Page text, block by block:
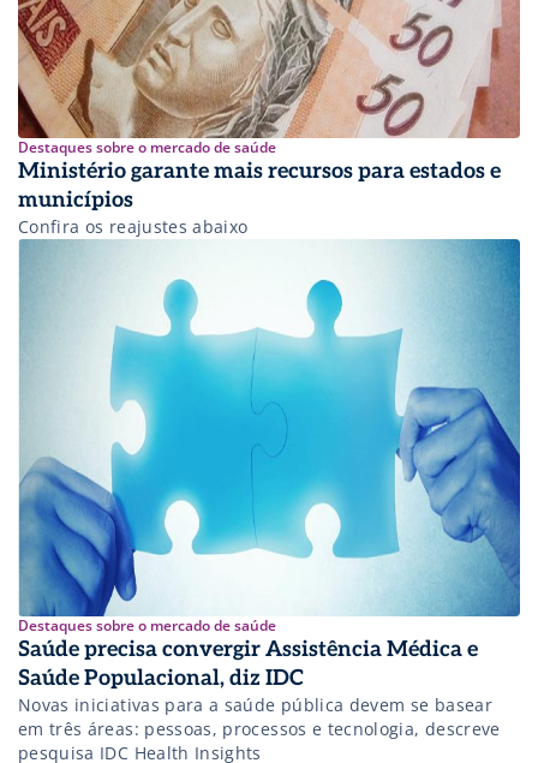
Destaques sobre o mercado de saúde
Ministério garante mais recursos para estados e
municípios
Confira os reajustes abaixo
Destaques sobre o mercado de saúde
Saúde precisa convergir Assistência Médica e
Saúde Populacional, diz IDC
Novas iniciativas para a saúde pública devem se basear
em três áreas: pessoas, processos e tecnologia, descreve
pesquisa IDC Health Insights